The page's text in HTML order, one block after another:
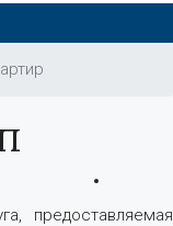
предоставляемая